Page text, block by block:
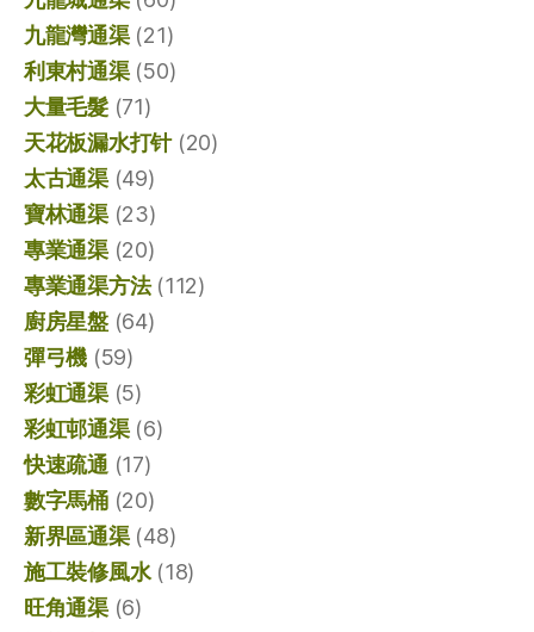
九龍灣通渠(21)
利東村通渠(50)
大量毛髮(71)
天花板漏水打针(20)
太古通渠(49)
寶林通渠(23)
專業通渠(20)
專業通渠方法(112)
廚房星盤(64)
彈弓機 (59)
彩虹通渠(5)
彩虹邨通渠(6)
快速疏通 (17)
數字馬桶(20)
新界區通渠(48)
施工裝修風水(18)
旺角通渠(6)